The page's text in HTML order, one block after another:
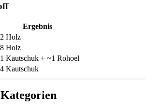
Ergebnis
Holz
Holz
Kautschuk + ~1 Rohoel
Kautschuk